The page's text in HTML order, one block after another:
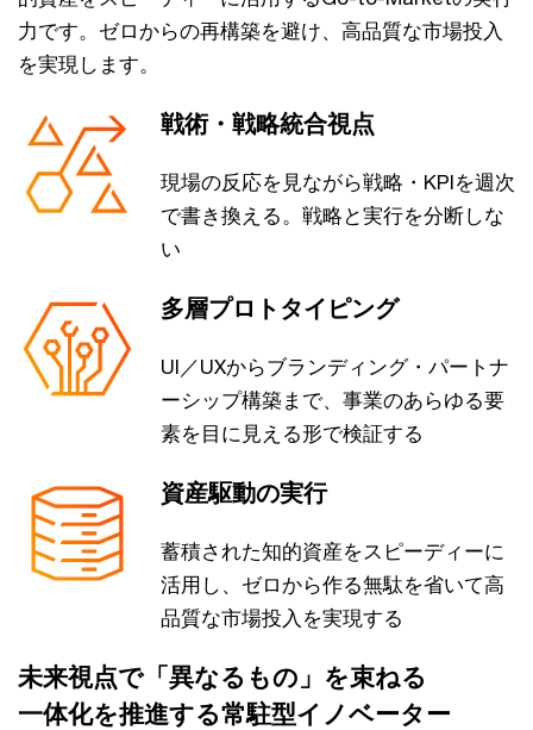
力です。ゼロからの再構築を避け、高品質な市場投入
を実現します。
戦術・戦略統合視点
現場の反応を見ながら戦略・KPIを週次
で書き換える。戦略と実行を分断しな
い
多層プロトタイピング
UI／UXからブランディング・パートナ
ーシップ構築まで、事業のあらゆる要
素を目に見える形で検証する
資産駆動の実行
蓄積された知的資産をスピーディーに
活用し、ゼロから作る無駄を省いて高
品質な市場投入を実現する
未来視点で「異なるもの」を束ねる
一体化を推進する常駐型イノベーター